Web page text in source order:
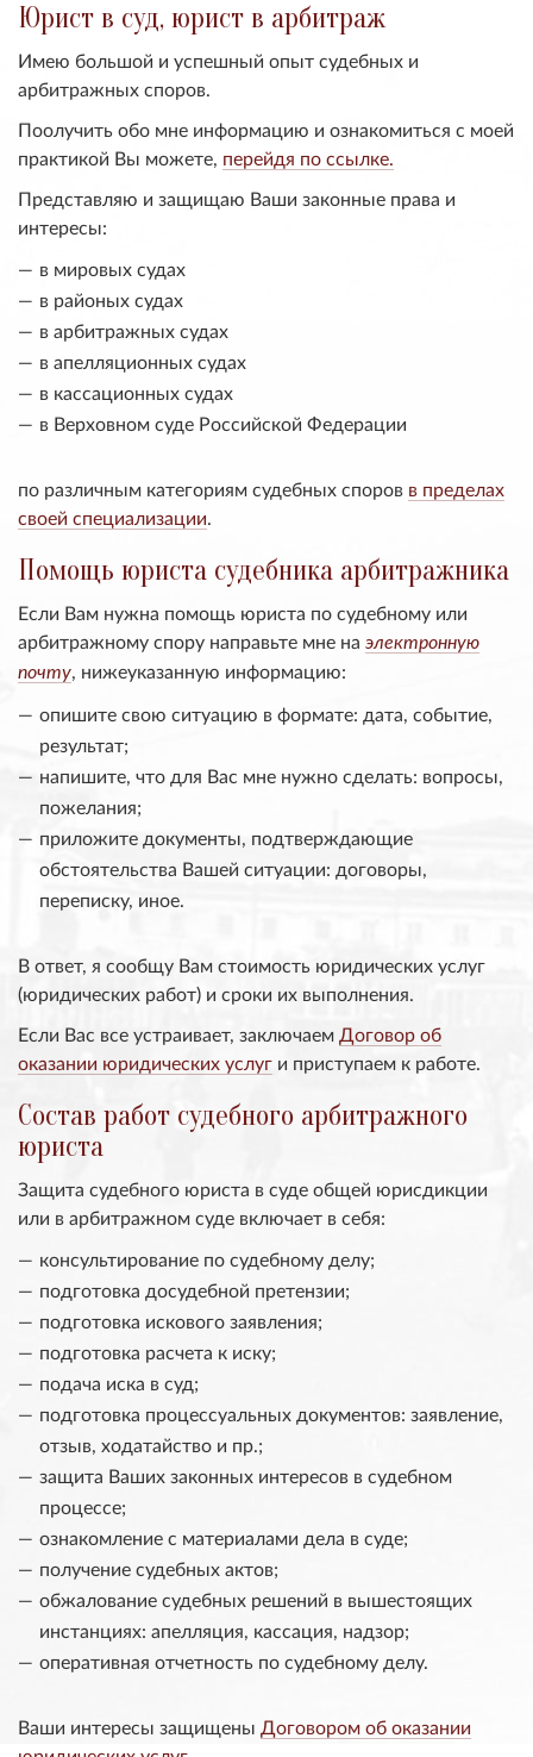
Юрист в суд, юрист в арбитраж
Имею большой и успешный опыт судебных и
арбитражных споров.
Поолучить обо мне информацию и ознакомиться с моей
практикой Вы можете, перейдя по ссылке.
Представляю и защищаю Ваши законные права и
интересы:
в мировых судах
в районых судах
в арбитражных судах
в апелляционных судах
в кассационных судах
в Верховном суде Российской Федерации
по различным категориям судебных споров в пределах
своей специализации
Помощь юриста судебника арбитражника
Если Вам нужна помощь юриста по судебному или
арбитражному спору направьте мне на электронную
почту , нижеуказанную информацию:
опишите свою ситуацию в формате: дата, событие,
результат;
напишите, что для Вас мне нужно сделать: вопросы,
пожелания;
приложите документы, подтверждающие
обстоятельства Вашей ситуации: договоры,
переписку, иное.
В ответ, я сообщу Вам стоимость юридических услуг
(юридических работ) и сроки их выполнения.
Если Вас все устраивает, заключаем Договор об
оказании юридических услуг и приступаем к работе.
Состав работ судебного арбитражного
юриста
Защита судебного юриста в суде общей юрисдикции
или в арбитражном суде включает в себя:
консультирование по судебному делу;
подготовка досудебной претензии;
подготовка искового заявления;
подготовка расчета к иску;
подача иска в суд;
подготовка процессуальных документов: заявление,
отзыв, ходатайство и пр.;
защита Ваших законных интересов в судебном
процессе;
ознакомление с материалами дела в суде;
получение судебных актов;
обжалование судебных решений в вышестоящих
инстанциях: апелляция, кассация, надзор;
оперативная отчетность по судебному делу.
Ваши интересы защищены Договором об оказании